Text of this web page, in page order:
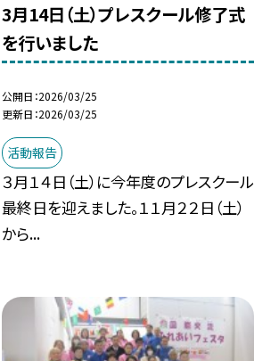
3月14日（土）プレスクール修了式
を行いました
公開日 2026/03/25
更新日 2026/03/25
活動報告
３月１４日（土）に今年度のプレスクール
最終日を迎えました。１１月２２日（土）
から...